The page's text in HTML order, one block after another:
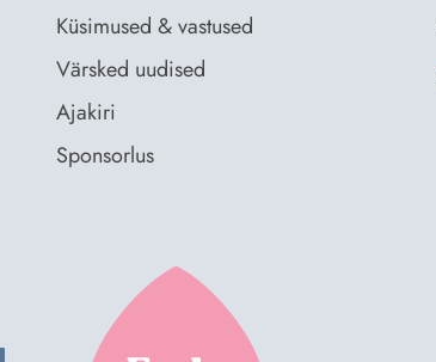
Küsimused & vastused
Värsked uudised
Ajakiri
Sponsorlus